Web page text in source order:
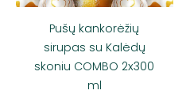
Pušų kankorėžių
sirupas su Kalėdų
skoniu COMBO 2x300
ml